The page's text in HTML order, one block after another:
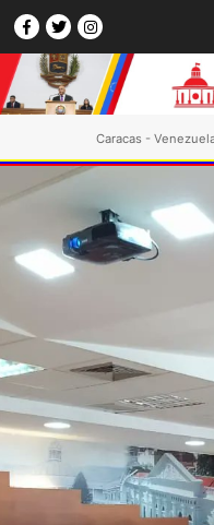
Caracas -